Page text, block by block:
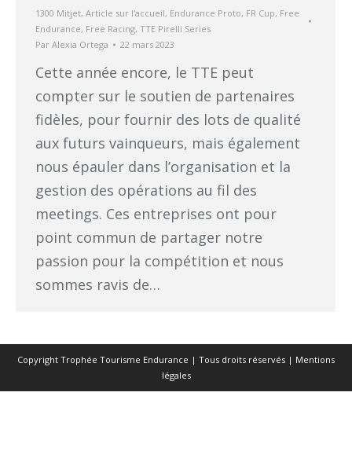
1300 Mitjet, Article sur l'accueil, Endurance Proto, FR Cup, Free
Endurance, Free Racing, TTE Pirelli Series
Par Alexia Ortega 22 mars 2023
Cette année encore, le TTE peut
compter sur le soutien de partenaires
fidèles, pour fournir des lots de qualité
aux futurs vainqueurs, mais également
nous épauler dans l’organisation et la
gestion des opérations au fil des
meetings. Ces entreprises ont pour
point commun de partager notre
passion pour la compétition et nous
sommes ravis de…
Copyright Trophée Tourisme Endurance | Tous droits réservés | Mentions
légales